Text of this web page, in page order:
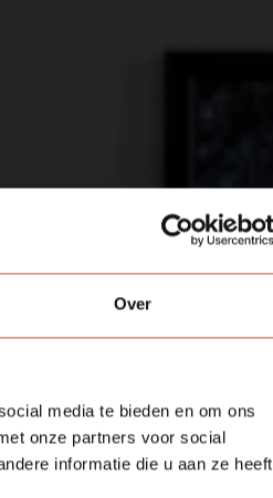
Over
media te bieden en om ons
onze partners voor social
informatie die u aan ze heeft